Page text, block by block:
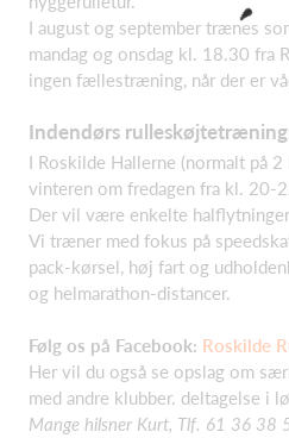
I august og september trænes
mandag og onsdag kl. 18.30 fra
ingen fællestræning, når der er
Indendørs
I Roskilde Hallerne (normalt på
vinteren om fredagen fra kl. 20-
Der vil være enkelte
Vi træner med fokus på
pack-kørsel, høj fart og
og helmarathon-distancer.
Følg os på Facebook: Roskilde
Her vil du også se opslag om
med andre klubber. deltagelse i
Mange hilsner Kurt, Tlf. 61 36 38